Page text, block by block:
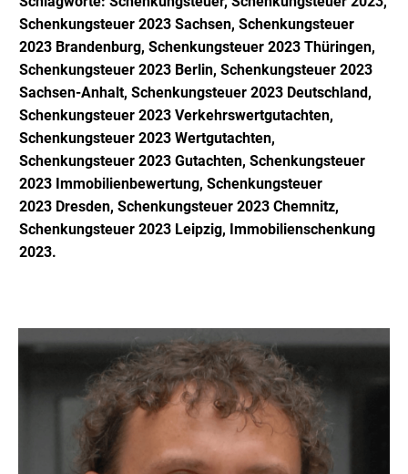
Schenkungsteuer 2023 Sachsen, Schenkungsteuer
2023 Brandenburg, Schenkungsteuer 2023 Thüringen,
Schenkungsteuer 2023 Berlin, Schenkungsteuer 2023
Sachsen-Anhalt, Schenkungsteuer 2023 Deutschland,
Schenkungsteuer 2023 Verkehrswertgutachten,
Schenkungsteuer 2023 Wertgutachten,
Schenkungsteuer 2023 Gutachten, Schenkungsteuer
2023 Immobilienbewertung, Schenkungsteuer
2023 Dresden, Schenkungsteuer 2023 Chemnitz,
Schenkungsteuer 2023 Leipzig, Immobilienschenkung
2023.